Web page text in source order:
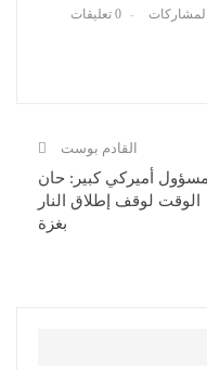
0 تعليقات
القادم بوست
مسؤول أميركي كبير: حان
الوقت لوقف إطلاق النار
بغزة